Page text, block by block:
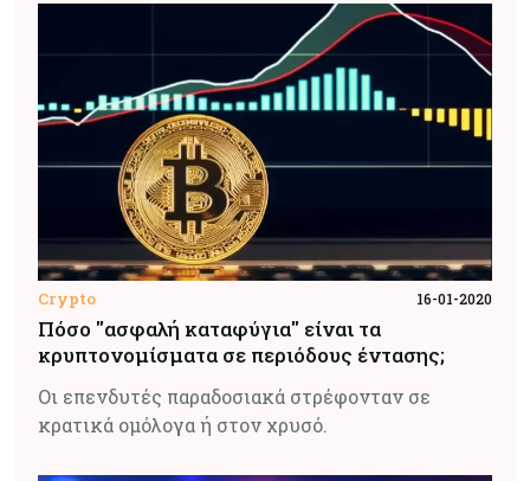
Crypto 16-01-2020
Πόσο "ασφαλή καταφύγια" είναι τα
κρυπτονομίσματα σε περιόδους έντασης;
Οι επενδυτές παραδοσιακά στρέφονταν σε
κρατικά ομόλογα ή στον χρυσό.